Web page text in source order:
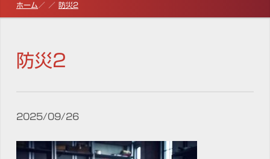
ホーム 防災2
防災2
2025/09/26